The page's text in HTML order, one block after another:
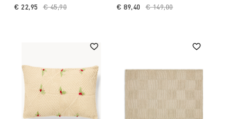
Price reduced from
€ 45,90
€ 22,95
Price reduced from
€ 149,00to
€ 89,40